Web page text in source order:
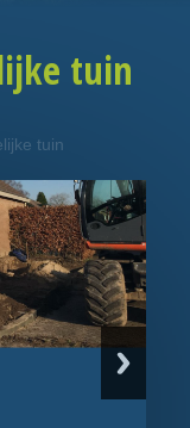
tuin
tuin